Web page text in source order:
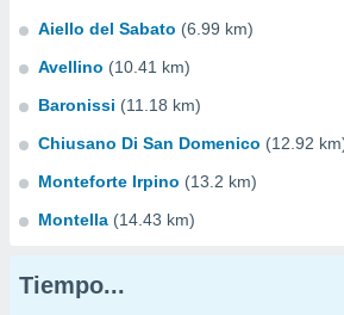
Aiello del Sabato (6.99 km)
Avellino (10.41 km)
Baronissi (11.18 km)
Chiusano Di San Domenico (12.92
Monteforte Irpino (13.2 km)
Montella (14.43 km)
Tiempo...